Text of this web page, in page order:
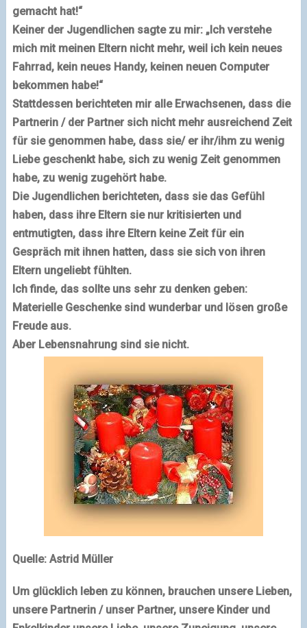
gemacht hat!“
Keiner der Jugendlichen sagte zu mir: „Ich verstehe
mich mit meinen Eltern nicht mehr, weil ich kein neues
Fahrrad, kein neues Handy, keinen neuen Computer
bekommen habe!“
Stattdessen berichteten mir alle Erwachsenen, dass die
Partnerin / der Partner sich nicht mehr ausreichend Zeit
für sie genommen habe, dass sie/ er ihr/ihm zu wenig
Liebe geschenkt habe, sich zu wenig Zeit genommen
habe, zu wenig zugehört habe.
Die Jugendlichen berichteten, dass sie das Gefühl
haben, dass ihre Eltern sie nur kritisierten und
entmutigten, dass ihre Eltern keine Zeit für ein
Gespräch mit ihnen hatten, dass sie sich von ihren
Eltern ungeliebt fühlten.
Ich finde, das sollte uns sehr zu denken geben:
Materielle Geschenke sind wunderbar und lösen große
Freude aus.
Aber Lebensnahrung sind sie nicht.
Quelle: Astrid Müller
Um glücklich leben zu können, brauchen unsere Lieben,
unsere Partnerin / unser Partner, unsere Kinder und